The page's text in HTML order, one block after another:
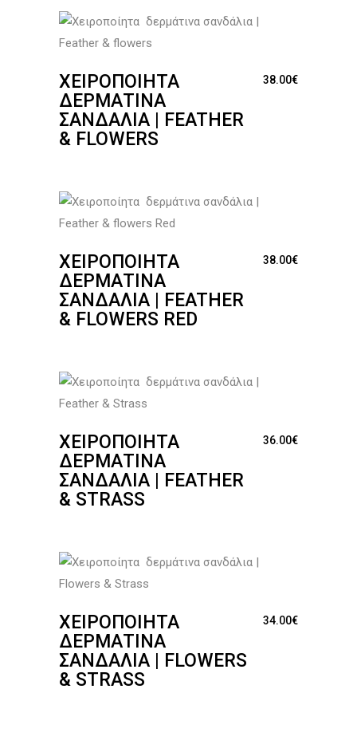
ΧΕΙΡΟΠΟΊΗΤΑ
ΔΕΡΜΆΤΙΝΑ
ΣΑΝΔΆΛΙΑ | FEATHER
& FLOWERS
38.00€
ΧΕΙΡΟΠΟΊΗΤΑ
ΔΕΡΜΆΤΙΝΑ
ΣΑΝΔΆΛΙΑ | FEATHER
& FLOWERS RED
38.00€
ΧΕΙΡΟΠΟΊΗΤΑ
ΔΕΡΜΆΤΙΝΑ
ΣΑΝΔΆΛΙΑ | FEATHER
& STRASS
36.00€
ΧΕΙΡΟΠΟΊΗΤΑ
ΔΕΡΜΆΤΙΝΑ
ΣΑΝΔΆΛΙΑ | FLOWERS
& STRASS
34.00€